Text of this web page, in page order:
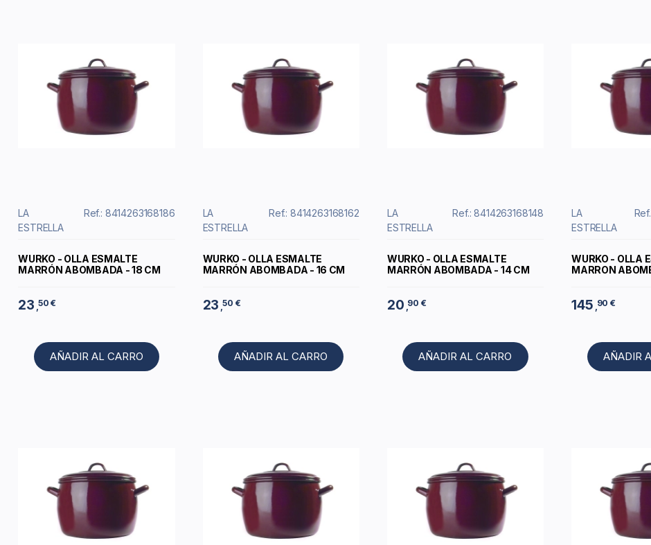
LA
ESTRELLA
Ref.: 8414263168186
WURKO - OLLA ESMALTE
MARRÓN ABOMBADA - 18 CM
23 ,50 €
AÑADIR AL CARRO
LA
ESTRELLA
Ref.: 8414263168162
WURKO - OLLA ESMALTE
MARRÓN ABOMBADA - 16 CM
23 ,50 €
AÑADIR AL CARRO
LA
ESTRELLA
Ref.: 8414263168148
WURKO - OLLA ESMALTE
MARRÓN ABOMBADA - 14 CM
20 ,90 €
AÑADIR AL CARRO
LA
ESTRELLA
WURKO - OLLA
MARRON
145 90 €
AÑADIR